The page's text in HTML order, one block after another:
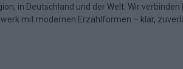
in Deutschland und der Welt. Wir verbinden
mit modernen Erzählformen – klar,